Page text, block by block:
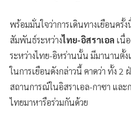
พร้อมมั่นใจว่าการเดินทางเยือนครั้
สัมพันธ์ระหว่างไทย-อิสราเอล เนื่
ระหว่างไทย-อิหร่านนั้น มีมานานตั้
ในการเยือนดังกล่าวนี้ คาดว่า ทั้ง 2
สถานการณ์ในอิสราเอล-กาซา และ
ไทยมาหารือร่วมกันด้วย